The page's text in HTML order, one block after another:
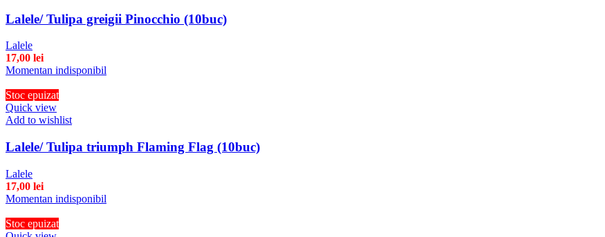
Lalele/ Tulipa greigii Pinocchio (10buc)
Lalele
17,00 lei
Momentan indisponibil
Stoc epuizat
Quick view
Add to wishlist
Lalele/ Tulipa triumph Flaming Flag (10buc)
Lalele
17,00 lei
Momentan indisponibil
Stoc epuizat